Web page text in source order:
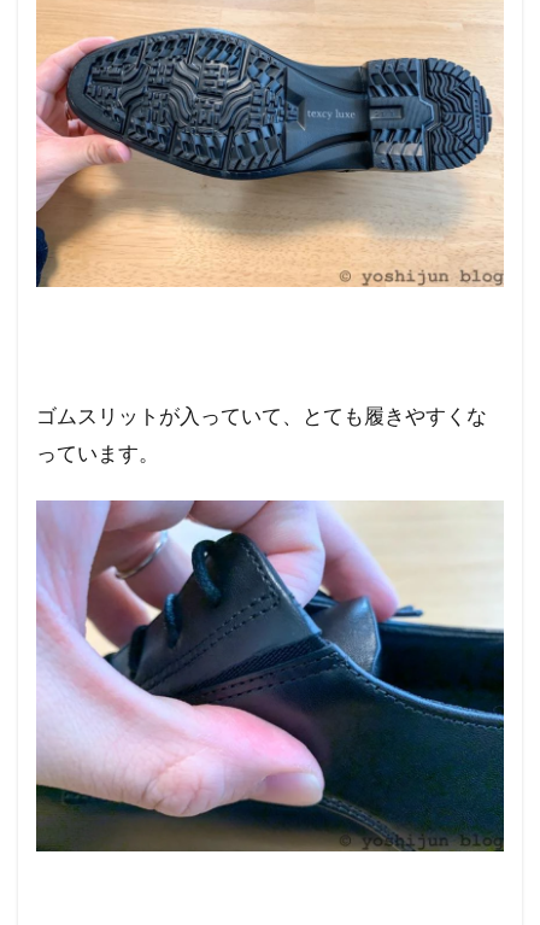
ゴムスリットが入っていて、とても履きやすくな
っています。